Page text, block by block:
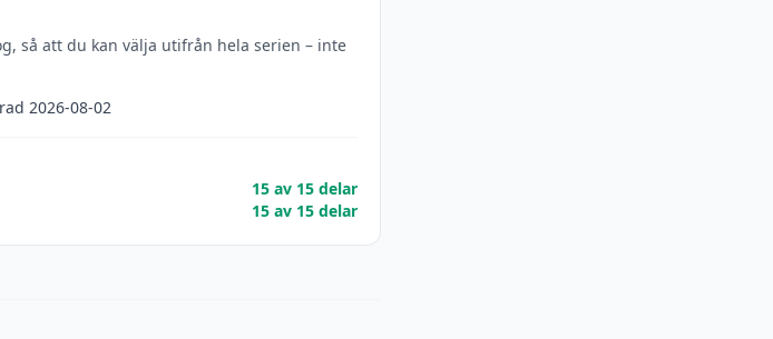
så att du kan välja utifrån hela serien – inte
2026-08-02
15 av 15 delar
15 av 15 delar